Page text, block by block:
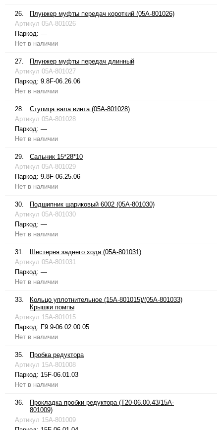
26.
Плунжер муфты передач короткий (05A-801026)
Артикул 05A-801026
Паркод: —
Нет в наличии
27.
Плунжер муфты передач длинный
Артикул 05A-801027
Паркод: 9.8F-06.26.06
Нет в наличии
28.
Ступица вала винта (05A-801028)
Артикул 05A-801028
Паркод: —
Нет в наличии
29.
Сальник 15*28*10
Артикул 05A-801029
Паркод: 9.8F-06.25.06
Нет в наличии
30.
Подшипник шариковый 6002 (05A-801030)
Артикул 05A-801030
Паркод: —
Нет в наличии
31.
Шестерня заднего хода (05A-801031)
Артикул 05A-801031
Паркод: —
Нет в наличии
33.
Кольцо уплотнительное (15A-801015)/(05A-801033)
Крышки помпы
Артикул 15A-801015
Паркод: F9.9-06.02.00.05
Нет в наличии
35.
Пробка редуктора
Артикул 15A-801008
Паркод: 15F-06.01.03
Нет в наличии
36.
Прокладка пробки редуктора (T20-06.00.43/15A-
801009)
Артикул 15A-801009